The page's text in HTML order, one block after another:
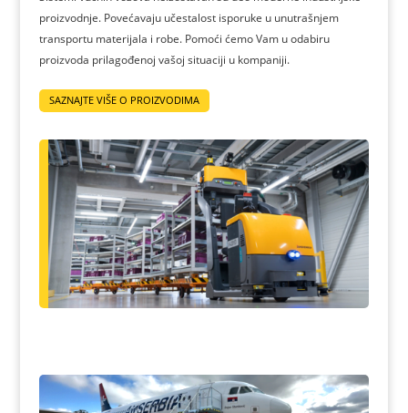
proizvodnje. Povećavaju učestalost isporuke u unutrašnjem
transportu materijala i robe. Pomoći ćemo Vam u odabiru
proizvoda prilagođenoj vašoj situaciji u kompaniji.
SAZNAJTE VIŠE O PROIZVODIMA